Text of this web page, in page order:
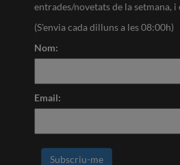
entrades/novetats de la setmana,
(S'envia cada dilluns a les 08:00h)
Nom:
Email: